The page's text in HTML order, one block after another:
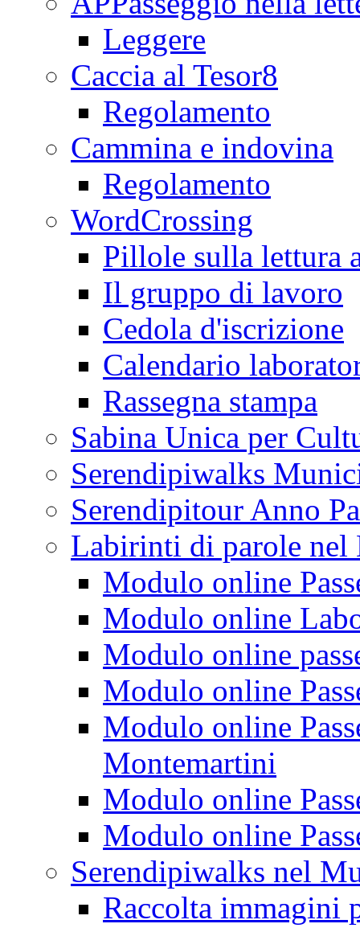
Leggere
Caccia al Tesor8
Regolamento
Cammina e indovina
Regolamento
WordCrossing
Pillole sulla lettura
Il gruppo di lavoro
Cedola d'iscrizione
Calendario
Rassegna stampa
Sabina Unica per
Serendipiwalks
Serendipitour Anno
Labirinti di parole
Modulo online
Modulo online
Modulo online
Modulo online
Modulo online
Montemartini
Modulo online
Modulo online
Serendipiwalks nel
Raccolta immagini